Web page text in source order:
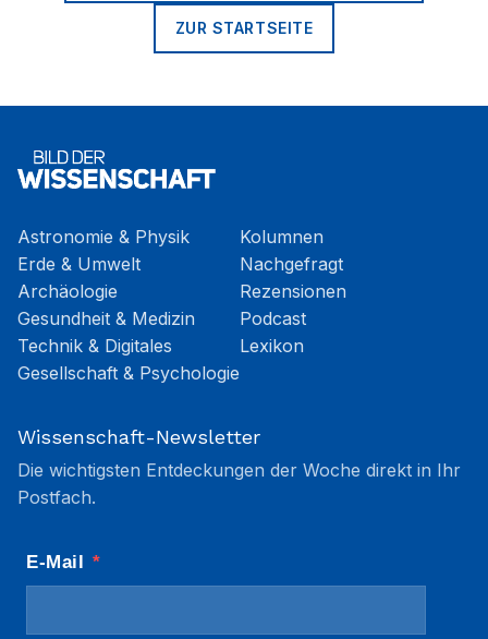
ZUR STARTSEITE
Astronomie & Physik
Erde & Umwelt
Archäologie
Gesundheit & Medizin
Technik & Digitales
Gesellschaft & Psychologie
Kolumnen
Nachgefragt
Rezensionen
Podcast
Lexikon
Wissenschaft-Newsletter
Die wichtigsten Entdeckungen der Woche direkt in Ihr
Postfach.